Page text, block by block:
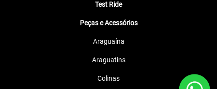
Test Ride
Peças e Acessórios
Araguaína
Araguatins
Colinas